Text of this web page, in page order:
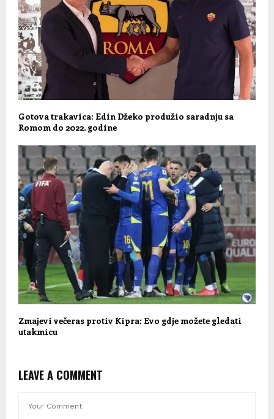
Gotova trakavica: Edin Džeko produžio saradnju sa
Romom do 2022. godine
Zmajevi večeras protiv Kipra: Evo gdje možete gledati
utakmicu
LEAVE A COMMENT